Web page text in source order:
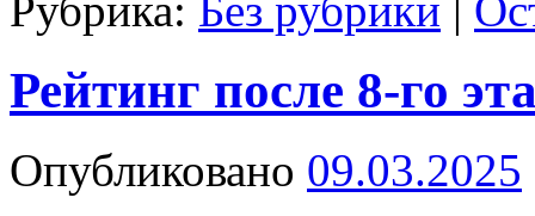
Рубрика: Без рубрики |
Рейтинг после 8-го
Опубликовано 09.03.2025